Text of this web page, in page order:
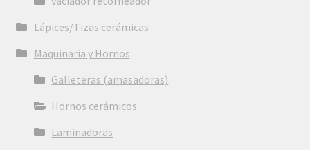
Lápices/Tizas cerámicas
Maquinaria y Hornos
Galleteras (amasadoras)
Hornos cerámicos
Laminadoras